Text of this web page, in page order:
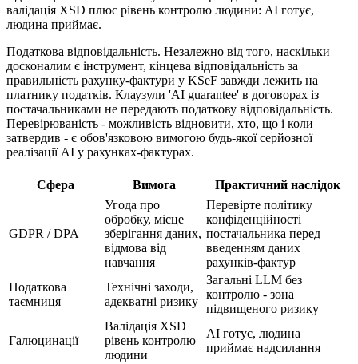
валідація XSD плюс рівень контролю людини: AI готує,
людина приймає.
Податкова відповідальність. Незалежно від того, наскільки
досконалим є інструмент, кінцева відповідальність за
правильність рахунку-фактури у KSeF завжди лежить на
платнику податків. Клаузули 'AI guarantee' в договорах із
постачальниками не передають податкову відповідальність.
Перевірюваність - можливість відновити, хто, що і коли
затвердив - є обов'язковою вимогою будь-якої серйозної
реалізації AI у рахунках-фактурах.
Сфера Вимога Практичний наслідок
GDPR / DPA
Угода про
обробку, місце
зберігання даних,
відмова від
навчання
Перевірте політику
конфіденційності
постачальника перед
введенням даних
рахунків-фактур
Податкова
таємниця
Технічні заходи,
адекватні ризику
Загальні LLM без
контролю - зона
підвищеного ризику
Галюцинації
Валідація XSD +
рівень контролю
людини
AI готує, людина
приймає надсилання